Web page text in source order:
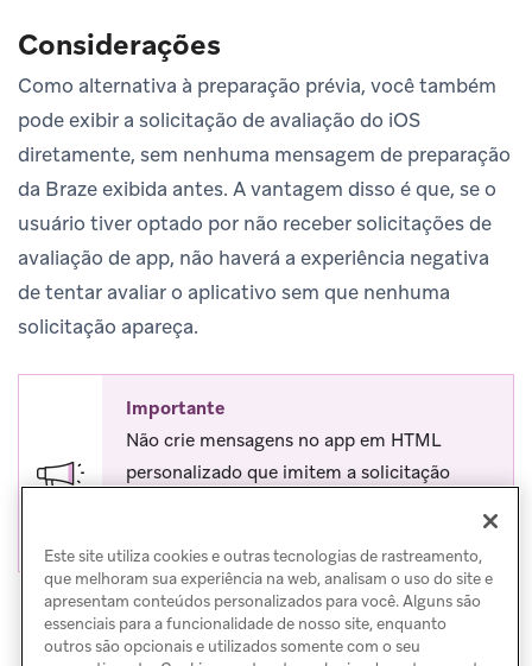
Considerações
Como alternativa à preparação prévia, você também
pode exibir a solicitação de avaliação do iOS
diretamente, sem nenhuma mensagem de preparação
da Braze exibida antes. A vantagem disso é que, se o
usuário tiver optado por não receber solicitações de
avaliação de app, não haverá a experiência negativa
de tentar avaliar o aplicativo sem que nenhuma
solicitação apareça.
Importante
Não crie mensagens no app em HTML
personalizado que imitem a solicitação
Este site utiliza cookies e outras tecnologias de rastreamento,
que melhoram sua experiência na web, analisam o uso do site e
apresentam conteúdos personalizados para você. Alguns são
essenciais para a funcionalidade de nosso site, enquanto
outros são opcionais e utilizados somente com o seu